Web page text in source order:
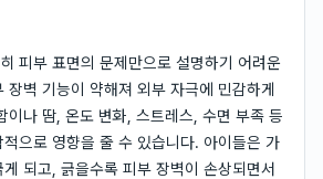
피부 표면의 문제만으로 설명하기 어려운
장벽 기능이 약해져 외부 자극에 민감하게
이나 땀, 온도 변화, 스트레스, 수면 부족 등
으로 영향을 줄 수 있습니다. 아이들은 가
되고, 긁을수록 피부 장벽이 손상되면서